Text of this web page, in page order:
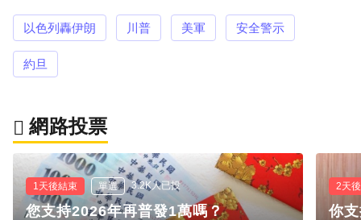
以色列轟伊朗 川普 美軍 安全警示
約旦
網路投票
1天後結束 單選 3.2K人已投
您支持2026年再普發1萬嗎？
2天
你